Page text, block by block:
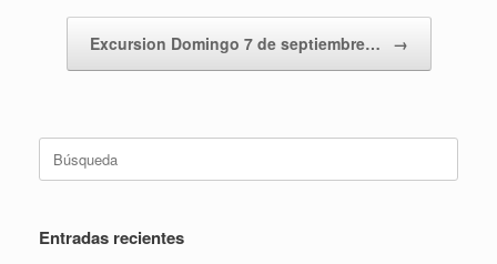
Excursion Domingo 7 de septiembre… →
Buscar:
Entradas recientes